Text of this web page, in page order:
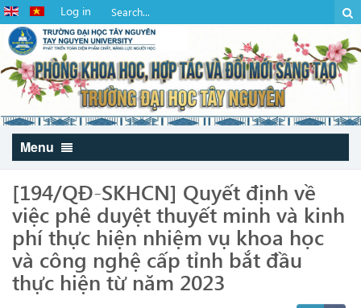
Log in
Menu
[194/QĐ-SKHCN] Quyết định về
việc phê duyệt thuyết minh và kinh
phí thực hiện nhiệm vụ khoa học
và công nghệ cấp tỉnh bắt đầu
thực hiện từ năm 2023